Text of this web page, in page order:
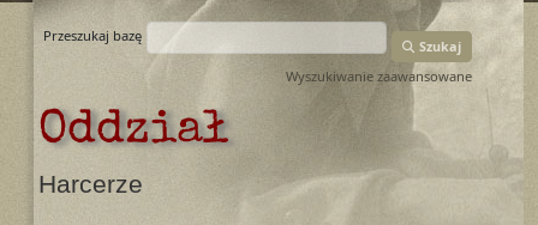
Przeszukaj bazę
Szukaj
Wyszukiwanie zaawansowane
Oddział
Harcerze